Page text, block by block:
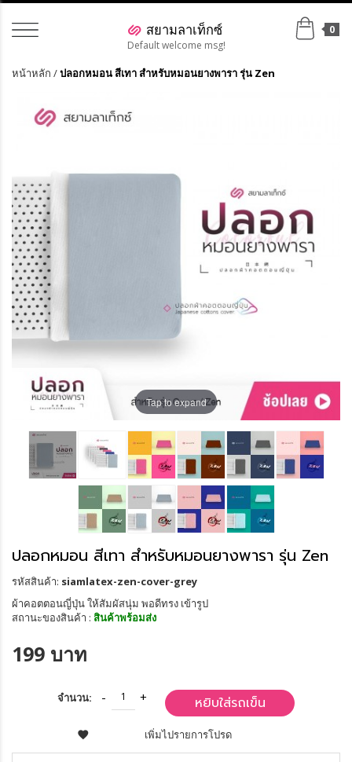
Default welcome msg!
0
หน้าหลัก /ปลอกหมอน สีเทา สำหรับหมอนยางพารา รุ่น Zen
Tap to expand
ปลอกหมอน สีเทา สำหรับหมอนยางพารา รุ่น Zen
รหัสสินค้า: siamlatex-zen-cover-grey
ผ้าคอตตอนญี่ปุ่น ให้สัมผัสนุ่ม พอดีทรง เข้ารูป
สถานะของสินค้า : สินค้าพร้อมส่ง
199 บาท
จำนวน: หยิบใส่รถเข็น
เพิ่มไปรายการโปรด